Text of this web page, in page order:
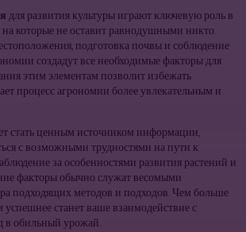
для развития культуры играют ключевую роль в
которые не оставит равнодушными никто.
подготовка почвы и соблюдение
создадут все необходимые факторы для
этим элементам позволит избежать
процесс агрономии более увлекательным и
стать ценным источником информации,
с возможными трудностями на пути к
за особенностями развития растений и
факторы обычно служат весомыми
подходящих методов и подходов. Чем больше
успешнее станет ваше взаимодействие с
обильный урожай.